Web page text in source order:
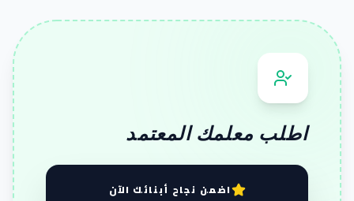
اطلب معلمك المعتمد
اضمن نجاح أبنائك الآن